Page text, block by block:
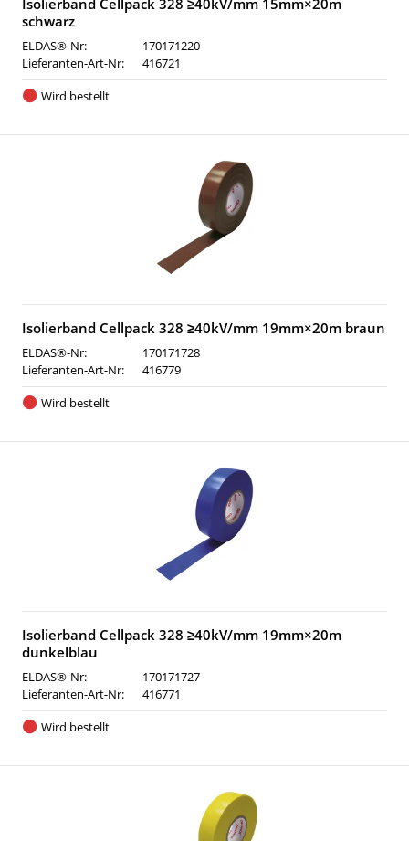
Isolierband Cellpack 328 ≥40kV/mm 15mm×20m
schwarz
ELDAS®-Nr:
170171220
Lieferanten-Art-Nr:
416721
Wird bestellt
Isolierband Cellpack 328 ≥40kV/mm 19mm×20m braun
ELDAS®-Nr:
170171728
Lieferanten-Art-Nr:
416779
Wird bestellt
Isolierband Cellpack 328 ≥40kV/mm 19mm×20m
dunkelblau
ELDAS®-Nr:
170171727
Lieferanten-Art-Nr:
416771
Wird bestellt